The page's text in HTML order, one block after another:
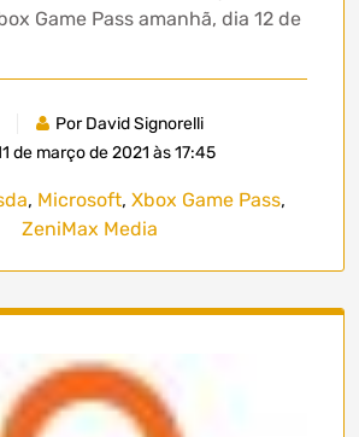
Game Pass amanhã, dia 12 de
Por David Signorelli
de março de 2021 às 17:45
, Microsoft, Xbox Game Pass,
ZeniMax Media